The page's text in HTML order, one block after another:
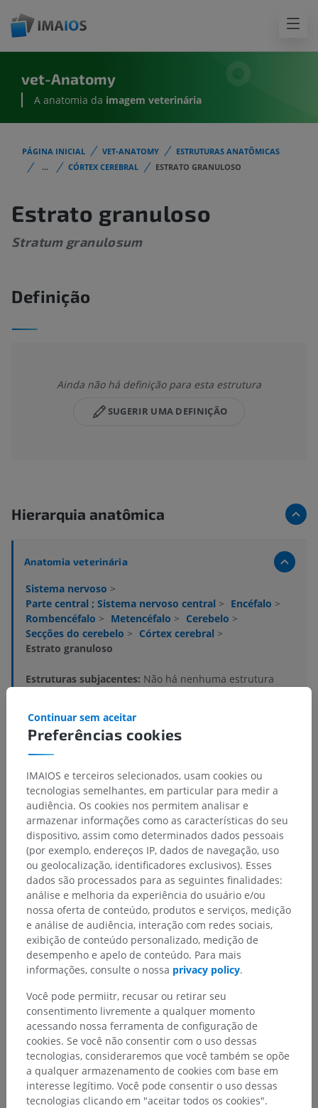
vet-Anatomy
A anatomia da imagem veterinária
PÁGINA INICIAL VET-ANATOMY
ESTRUTURAS ANATÔMICAS
...
CÓRTEX CEREBRAL ESTRATO GRANULOSO
Estrato granuloso
Stratum granulosum
Definição
Ainda não há definição para esta estrutura
SUGERIR UMA DEFINIÇÃO
Hierarquia anatômica
Anatomia veterinária
Sistema nervoso >
Parte central ; Sistema nervoso central > Encéfalo >
Rombencéfalo > Metencéfalo > Cerebelo >
Secções do cerebelo > Córtex cerebral >
Estrato granuloso
Estruturas subjacentes: Não há nenhuma estrutura
Histologia veterinária
Anatomia comparativa em humanos
Traduções
Encontrou um erro?
Não hesite em nos sugerir uma correção, tradução ou
melhora de conteúdo.
Relatar um problema
BAIXE O APLICATIVO
Preferências cookies
Continuar sem aceitar
IMAIOS e terceiros selecionados, usam cookies ou
tecnologias semelhantes, em particular para medir a
audiência. Os cookies nos permitem analisar e
armazenar informações como as características do seu
dispositivo, assim como determinados dados pessoais
(por exemplo, endereços IP, dados de navegação, uso
ou geolocalização, identificadores exclusivos). Esses
dados são processados para as seguintes finalidades:
análise e melhoria da experiência do usuário e/ou
nossa oferta de conteúdo, produtos e serviços, medição
e análise de audiência, interação com redes sociais,
exibição de conteúdo personalizado, medição de
desempenho e apelo de conteúdo. Para mais
informações, consulte o nossa privacy policy.
Você pode permiitr, recusar ou retirar seu
consentimento livremente a qualquer momento
acessando nossa ferramenta de configuração de
cookies. Se você não consentir com o uso dessas
tecnologias, consideraremos que você também se opõe
a qualquer armazenamento de cookies com base em
interesse legítimo. Você pode consentir o uso dessas
tecnologias clicando em "aceitar todos os cookies".